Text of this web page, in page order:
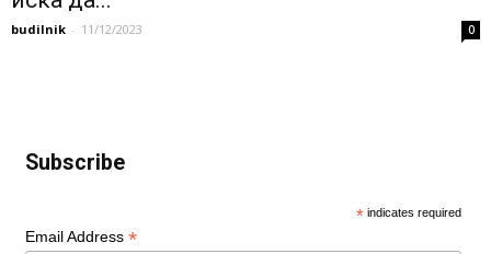
budilnik - 11/12/2023 0
Subscribe
* indicates required
Email Address *